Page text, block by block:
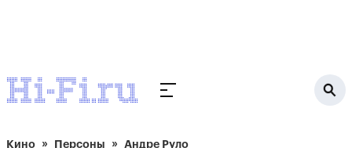
Кино Персоны Андре Руло